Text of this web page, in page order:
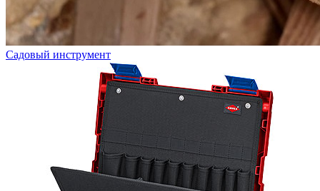
Садовый инструмент